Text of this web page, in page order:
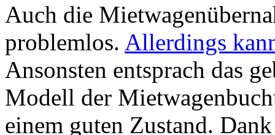
Auch die
problemlos. Allerdings
Ansonsten entsprach das
Modell der
einem guten Zustand.